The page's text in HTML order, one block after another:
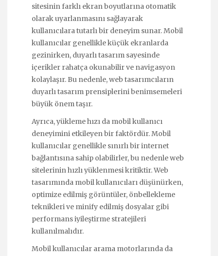
sitesinin farklı ekran boyutlarına otomatik
olarak uyarlanmasını sağlayarak
kullanıcılara tutarlı bir deneyim sunar. Mobil
kullanıcılar genellikle küçük ekranlarda
gezinirken, duyarlı tasarım sayesinde
içerikler rahatça okunabilir ve navigasyon
kolaylaşır. Bu nedenle, web tasarımcıların
duyarlı tasarım prensiplerini benimsemeleri
büyük önem taşır.
Ayrıca, yükleme hızı da mobil kullanıcı
deneyimini etkileyen bir faktördür. Mobil
kullanıcılar genellikle sınırlı bir internet
bağlantısına sahip olabilirler, bu nedenle web
sitelerinin hızlı yüklenmesi kritiktir. Web
tasarımında mobil kullanıcıları düşünürken,
optimize edilmiş görüntüler, önbellekleme
teknikleri ve minify edilmiş dosyalar gibi
performans iyileştirme stratejileri
kullanılmalıdır.
Mobil kullanıcılar arama motorlarında da